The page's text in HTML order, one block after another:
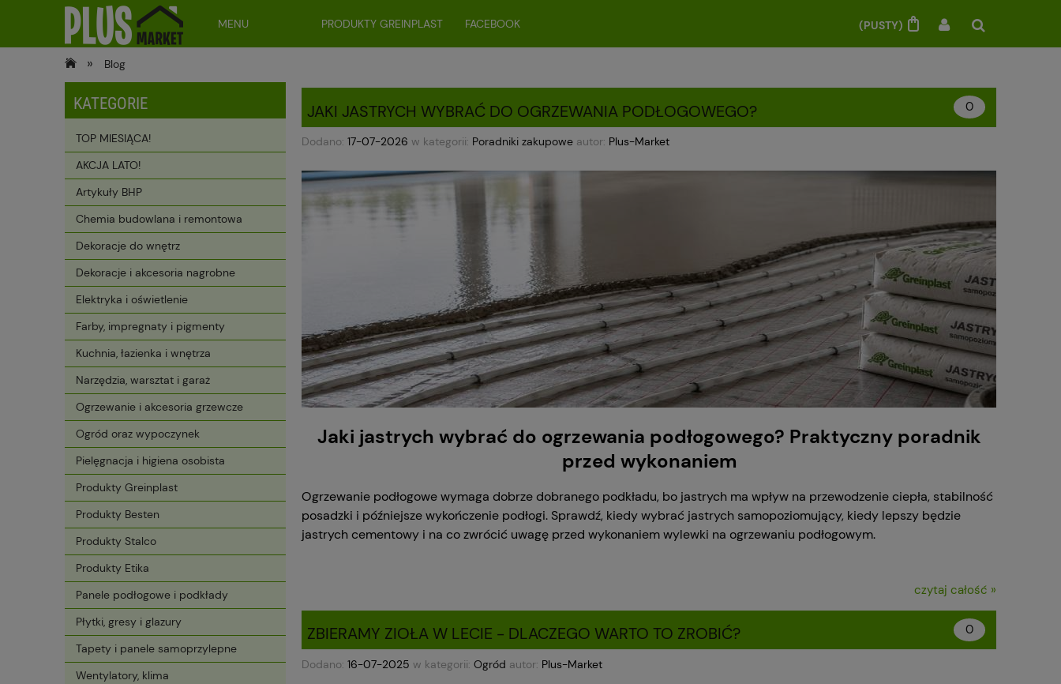
(PUSTY)
MENU PRODUKTY GREINPLAST FACEBOOK
» Blog
KATEGORIE
TOP MIESIĄCA!
AKCJA LATO!
Artykuły BHP
Chemia budowlana i remontowa
Dekoracje do wnętrz
Dekoracje i akcesoria nagrobne
Elektryka i oświetlenie
Farby, impregnaty i pigmenty
Kuchnia, łazienka i wnętrza
Narzędzia, warsztat i garaż
Ogrzewanie i akcesoria grzewcze
Ogród oraz wypoczynek
Pielęgnacja i higiena osobista
Produkty Greinplast
Produkty Besten
Produkty Stalco
Produkty Etika
Panele podłogowe i podkłady
Płytki, gresy i glazury
Tapety i panele samoprzylepne
Wentylatory, klima
JAKI JASTRYCH WYBRAĆ DO OGRZEWANIA PODŁOGOWEGO? 0
Dodano: 17-07-2026 w kategorii: Poradniki zakupowe autor: Plus-Market
Jaki jastrych wybrać do ogrzewania podłogowego? Praktyczny poradnik
przed wykonaniem
Ogrzewanie podłogowe wymaga dobrze dobranego podkładu, bo jastrych ma wpływ na przewodzenie ciepła, stabilność
posadzki i późniejsze wykończenie podłogi. Sprawdź, kiedy wybrać jastrych samopoziomujący, kiedy lepszy będzie
jastrych cementowy i na co zwrócić uwagę przed wykonaniem wylewki na ogrzewaniu podłogowym.
czytaj całość »
ZBIERAMY ZIOŁA W LECIE - DLACZEGO WARTO TO ZROBIĆ? 0
Dodano: 16-07-2025 w kategorii: Ogród autor: Plus-Market